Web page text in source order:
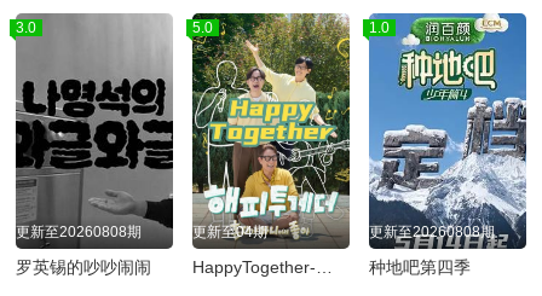
3.0
更新至20260808期
罗英锡的吵吵闹闹
5.0
更新至04期
1.0
更新至20260808期
种地吧第四季